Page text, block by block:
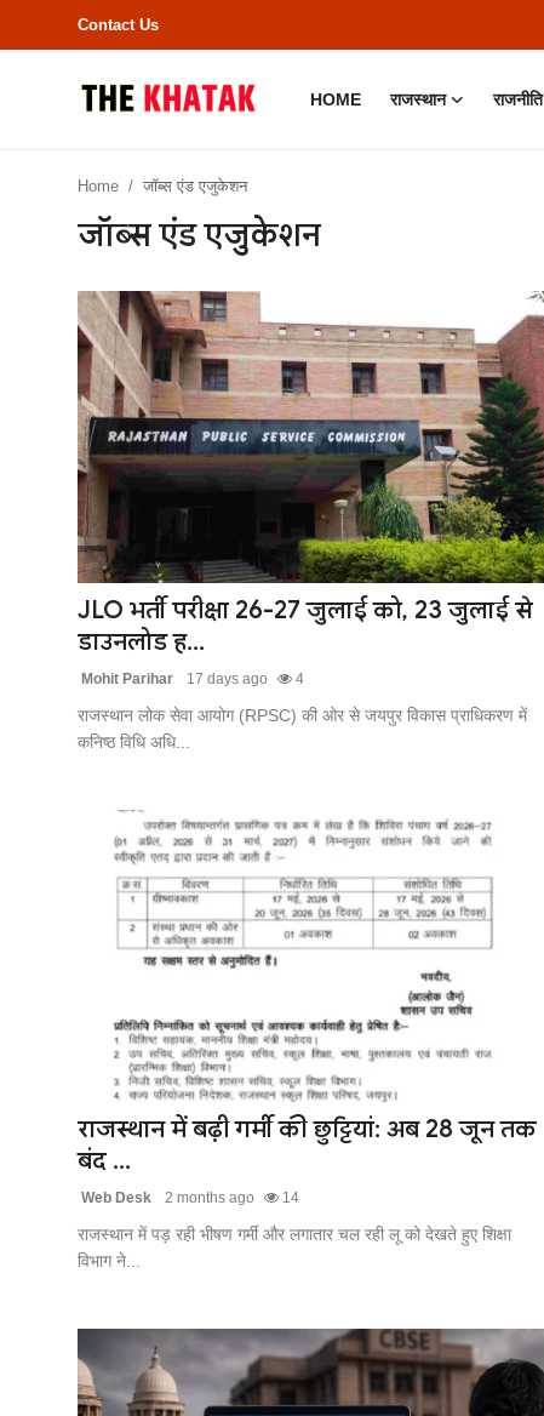
Contact Us
HOME राजस्थान राजनीति
Contact Us
राजनीति
बॉलीवुड
लाइफस्टाइल
अंतर्राष्ट्रीय
Home जॉब्स एंड एजुकेशन
जॉब्स एंड एजुकेशन
JLO भर्ती परीक्षा 26-27 जुलाई को, 23 जुलाई से
डाउनलोड ह...
Mohit Parihar 17 days ago 4
राजस्थान लोक सेवा आयोग (RPSC) की ओर से जयपुर विकास प्राधिकरण में
कनिष्ठ विधि अधि...
राजस्थान में बढ़ी गर्मी की छुट्टियां: अब 28 जून तक
बंद ...
Web Desk 2 months ago 14
राजस्थान में पड़ रही भीषण गर्मी और लगातार चल रही लू को देखते हुए शिक्षा
विभाग ने...